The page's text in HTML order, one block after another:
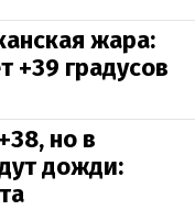
жара:
+39 градусов
но в
дожди: